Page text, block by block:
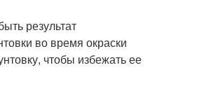
результат
во время окраски
чтобы избежать ее